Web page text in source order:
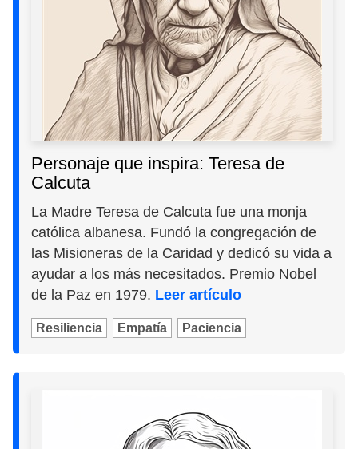
Personaje que inspira: Teresa de
Calcuta
La Madre Teresa de Calcuta fue una monja
católica albanesa. Fundó la congregación de
las Misioneras de la Caridad y dedicó su vida a
ayudar a los más necesitados. Premio Nobel
de la Paz en 1979. Leer artículo
Resiliencia Empatía Paciencia